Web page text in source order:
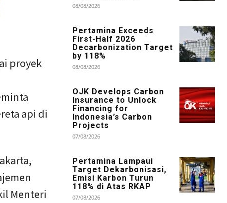
proyek
api di
Menteri
08/08/2026
Pertamina Exceeds
First-Half 2026
Decarbonization Target
by 118%
08/08/2026
OJK Develops Carbon
Insurance to Unlock
Financing for
Indonesia’s Carbon
Projects
07/08/2026
Pertamina Lampaui
Target Dekarbonisasi,
Emisi Karbon Turun
118% di Atas RKAP
07/08/2026